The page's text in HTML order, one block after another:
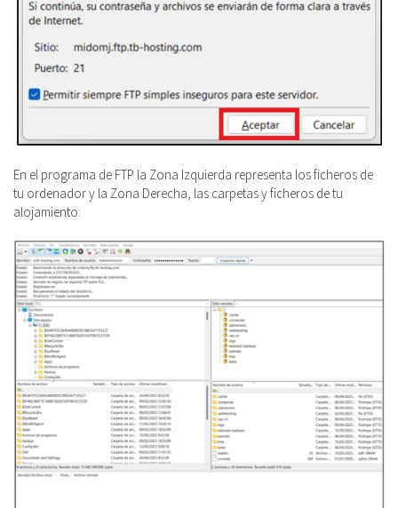
En el programa de FTP la Zona Izquierda representa los ficheros de
tu ordenador y la Zona Derecha, las carpetas y ficheros de tu
alojamiento: